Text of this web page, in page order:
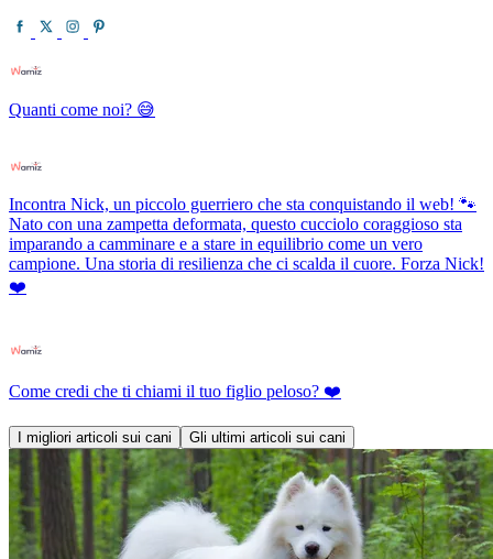
Quanti come noi? 😅
Incontra Nick, un piccolo guerriero che sta conquistando il web! 🐾
Nato con una zampetta deformata, questo cucciolo coraggioso sta
imparando a camminare e a stare in equilibrio come un vero
campione. Una storia di resilienza che ci scalda il cuore. Forza Nick!
❤️
Come credi che ti chiami il tuo figlio peloso? ❤️
I migliori articoli sui cani Gli ultimi articoli sui cani